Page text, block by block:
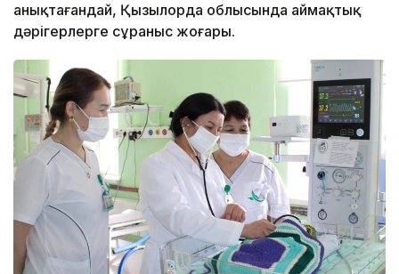
анықтағандай, Қызылорда облысында аймақтық
дәрігерлерге сұраныс жоғары.